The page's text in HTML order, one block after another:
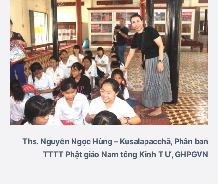
Ths. Nguyễn Ngọc Hùng – Kusalapacchā, Phân ban
TTTT Phật giáo Nam tông Kinh T Ư, GHPGVN